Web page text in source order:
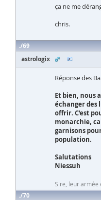
ça ne me
chris.
69
astrologix
Réponse des
Et bien, nous
échanger des
offrir. C'est
monarchie,
garnisons
population.
Salutations
Niessuh
Sire, leur armée
70